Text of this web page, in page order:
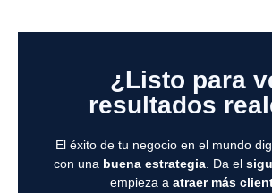
¿Listo para
resultados
El éxito de tu negocio en el mundo
con una buena estrategia . Da el
empieza a atraer más